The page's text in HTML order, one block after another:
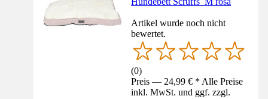
Artikel wurde noch nicht
bewertet.
(0)
Preis — 24,99 € * Alle Preise
inkl. MwSt. und ggf. zzgl.